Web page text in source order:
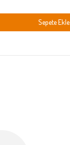
Sepete Ekle